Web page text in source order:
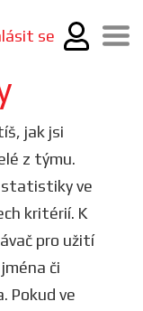
se
jak jsi
z týmu.
ve
kritérií. K
pro užití
či
Pokud ve